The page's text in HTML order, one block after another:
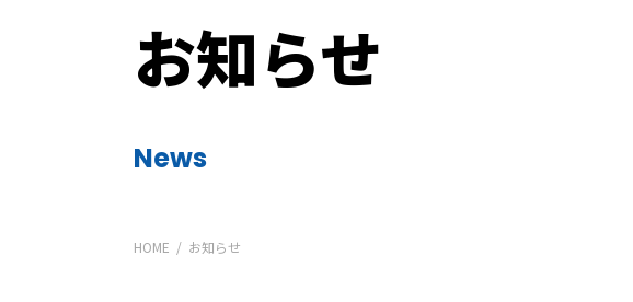
お知らせ
News
HOME お知らせ